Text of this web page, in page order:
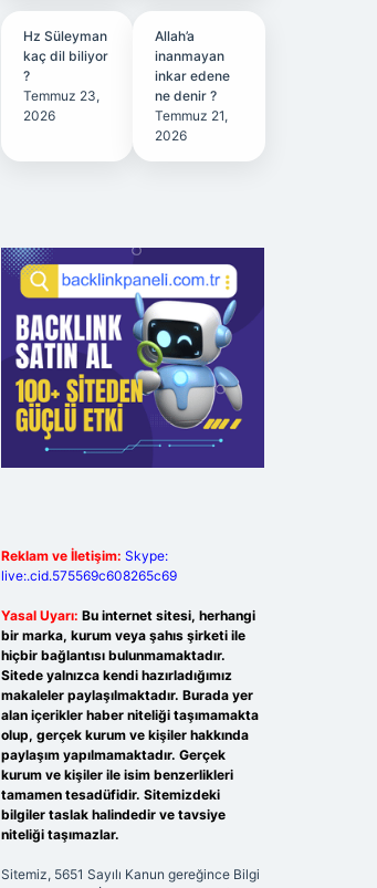
Hz Süleyman
kaç dil biliyor
?
Temmuz 23,
2026
Allah’a
inanmayan
inkar edene
ne denir ?
Temmuz 21,
2026
Reklam ve İletişim: Skype:
live:.cid.575569c608265c69
Yasal Uyarı: Bu internet sitesi, herhangi
bir marka, kurum veya şahıs şirketi ile
hiçbir bağlantısı bulunmamaktadır.
Sitede yalnızca kendi hazırladığımız
makaleler paylaşılmaktadır. Burada yer
alan içerikler haber niteliği taşımamakta
olup, gerçek kurum ve kişiler hakkında
paylaşım yapılmamaktadır. Gerçek
kurum ve kişiler ile isim benzerlikleri
tamamen tesadüfidir. Sitemizdeki
bilgiler taslak halindedir ve tavsiye
niteliği taşımazlar.
Sitemiz, 5651 Sayılı Kanun gereğince Bilgi